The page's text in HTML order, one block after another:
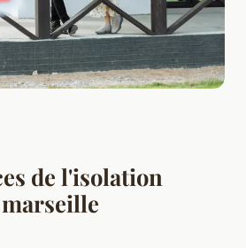
de l'isolation